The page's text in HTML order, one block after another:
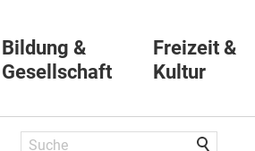
Bildung &
Gesellschaft
Freizeit &
Kultur